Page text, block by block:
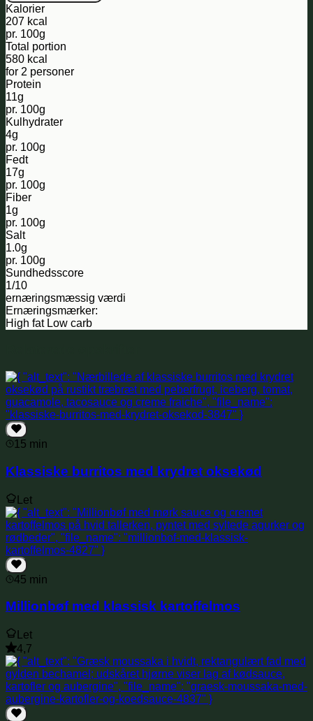
Kalorier
207 kcal
pr. 100g
Total portion
580 kcal
for 2 personer
Protein
11g
pr. 100g
Kulhydrater
4g
pr. 100g
Fedt
17g
pr. 100g
Fiber
1g
pr. 100g
Salt
1.0g
pr. 100g
Sundhedsscore
1/10
ernæringsmæssig værdi
Ernæringsmærker:
High fat Low carb
15 min
Klassiske burritos med krydret oksekød
Let
45 min
Millionbøf med klassisk kartoffelmos
Let
4,7